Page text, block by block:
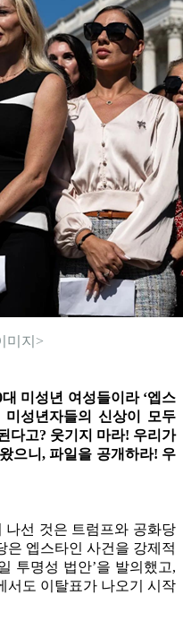
미지>
미성년 여성들이라 ‘엡스
미성년자들의 신상이 모두
다고? 웃기지 마라! 우리가
으니, 파일을 공개하라! 우
나선 것은 트럼프와 공화당
은 엡스타인 사건을 강제적
투명성 법안’을 발의했고,
서도 이탈표가 나오기 시작